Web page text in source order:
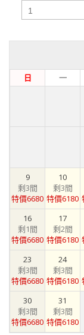
日 一
9
剩3間
特價6680
10
剩3間
特價6180
16
剩1間
特價6680
17
剩2間
特價6180
23
剩3間
特價6680
24
剩3間
特價6180
30
剩3間
特價6680
31
剩3間
特價6180